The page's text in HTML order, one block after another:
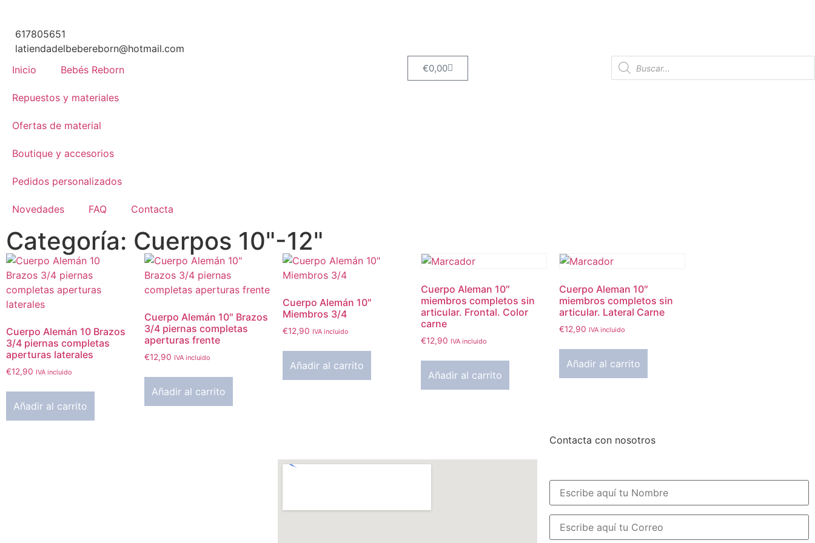
617805651
latiendadelbebereborn@hotmail.com
Inicio
Bebés Reborn
Repuestos y materiales
Ofertas de material
Boutique y accesorios
Pedidos personalizados
Novedades FAQ Contacta
€0,00
Categoría: Cuerpos 10"-12"
Cuerpo Alemán 10 Brazos
3/4 piernas completas
aperturas laterales
€12,90 IVA incluido
Añadir al carrito
Cuerpo Alemán 10″ Brazos
3/4 piernas completas
aperturas frente
€12,90 IVA incluido
Añadir al carrito
Cuerpo Alemán 10″
Miembros 3/4
€12,90 IVA incluido
Añadir al carrito
Cuerpo Aleman 10″
miembros completos sin
articular. Frontal. Color
carne
€12,90 IVA incluido
Añadir al carrito
Cuerpo Aleman 10″
miembros completos sin
articular. Lateral Carne
€12,90 IVA incluido
Añadir al carrito
Contacta con nosotros